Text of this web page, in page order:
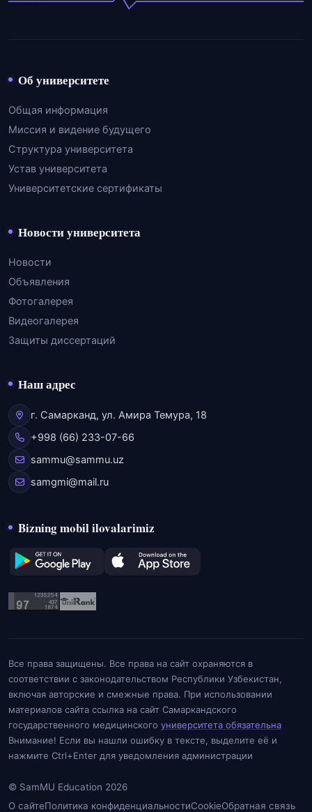
Об университете
Общая информация
Миссия и видение будущего
Структура университета
Устав университета
Университетские сертификаты
Новости университета
Новости
Объявления
Фотогалерея
Видеогалерея
Защиты диссертаций
Наш адрес
г. Самарканд, ул. Амира Темура, 18
+998 (66) 233-07-66
sammu@sammu.uz
samgmi@mail.ru
Bizning mobil ilovalarimiz
Все права защищены. Все права на сайт охраняются в
соответствии с законодательством Республики Узбекистан,
включая авторские и смежные права. При использовании
материалов сайта ссылка на сайт Самаркандского
государственного медицинского университета обязательна
Внимание! Если вы нашли ошибку в тексте, выделите её и
нажмите Ctrl+Enter для уведомления администрации
© SamMU Education 2026
О сайтеПолитика конфиденциальностиCookieОбратная связь